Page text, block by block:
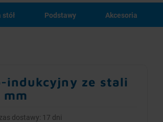
stół Podstawy Akcesoria
indukcyjny ze stali
dostawy: 17 dni